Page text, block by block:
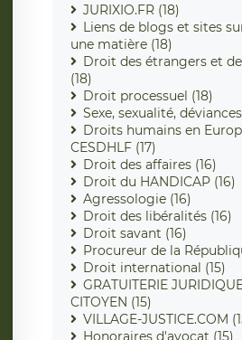
JURIXIO.FR (18)
Liens de blogs et sites
une matière (18)
Droit des étrangers et
(18)
Droit processuel (18)
Sexe, sexualité, déviances
Droits humains en
CESDHLF (17)
Droit des affaires (16)
Droit du HANDICAP (16)
Agressologie (16)
Droit des libéralités (16)
Droit savant (16)
Procureur de la
Droit international (15)
GRATUITERIE
CITOYEN (15)
VILLAGE-JUSTICE.COM
Honoraires d'avocat (15)